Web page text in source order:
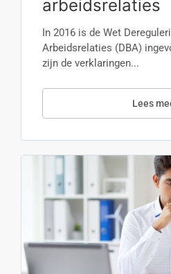
arbeidsrelaties
In 2016 is de Wet
Arbeidsrelaties (DBA)
zijn de verklaringen...
Lees